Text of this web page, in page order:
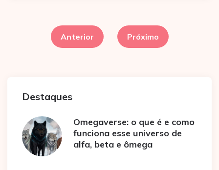
Anterior Próximo
Destaques
Omegaverse: o que é e como
funciona esse universo de
alfa, beta e ômega